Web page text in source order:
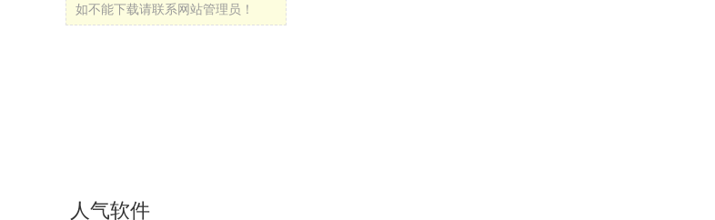
如不能下载请联系网站管理员！
人气软件